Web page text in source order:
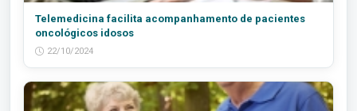
Telemedicina facilita acompanhamento de pacientes
oncológicos idosos
22/10/2024